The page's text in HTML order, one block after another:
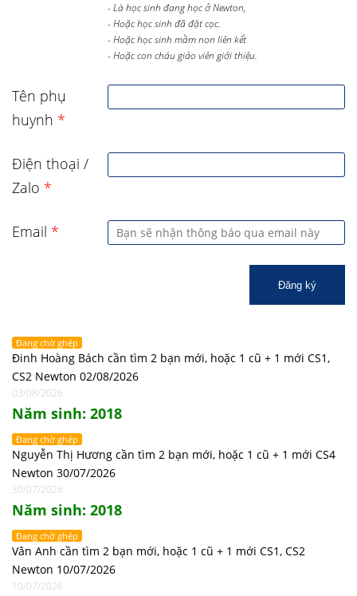
- Là học sinh đang học ở Newton,
- Hoặc học sinh đã đặt cọc.
- Hoặc học sinh mầm non liên kết
- Hoặc con cháu giáo viên giới thiệu.
Tên phụ
huynh *
Điện thoại /
Zalo *
Email *
Đăng ký
Đang chờ ghép
Đinh Hoàng Bách cần tìm 2 bạn mới, hoặc 1 cũ + 1 mới CS1,
CS2 Newton 02/08/2026
03/08/2026
Năm sinh: 2018
Đang chờ ghép
Nguyễn Thị Hương cần tìm 2 bạn mới, hoặc 1 cũ + 1 mới CS4
Newton 30/07/2026
30/07/2026
Năm sinh: 2018
Đang chờ ghép
Vân Anh cần tìm 2 bạn mới, hoặc 1 cũ + 1 mới CS1, CS2
Newton 10/07/2026
10/07/2026